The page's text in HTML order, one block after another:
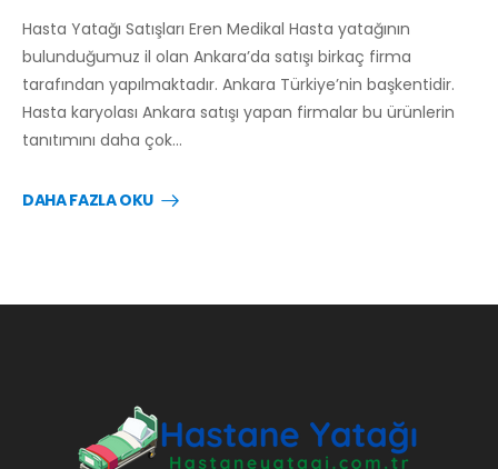
Hasta Yatağı Satışları Eren Medikal Hasta yatağının
bulunduğumuz il olan Ankara’da satışı birkaç firma
tarafından yapılmaktadır. Ankara Türkiye’nin başkentidir.
Hasta karyolası Ankara satışı yapan firmalar bu ürünlerin
tanıtımını daha çok…
DAHA FAZLA OKU